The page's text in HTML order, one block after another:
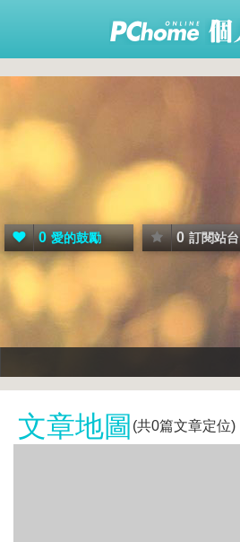
0 愛的鼓勵 0 訂閱站台
文章地圖 (共0篇文章定位)